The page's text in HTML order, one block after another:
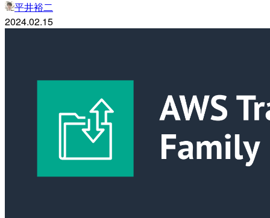
平井裕二
2024.02.15